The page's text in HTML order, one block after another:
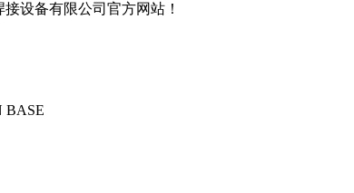
设备有限公司官方网站！
BASE